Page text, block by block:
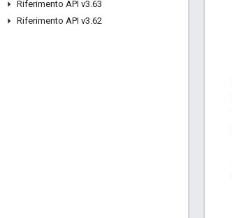
Riferimento API v3.63
Riferimento API v3.62